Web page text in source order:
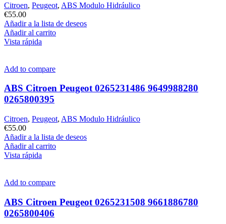
Citroen, Peugeot, ABS Modulo Hidráulico
€55.00
Añadir a la lista de deseos
Añadir al carrito
Vista rápida
Add to compare
ABS Citroen Peugeot 0265231486 9649988280
0265800395
Citroen, Peugeot, ABS Modulo Hidráulico
€55.00
Añadir a la lista de deseos
Añadir al carrito
Vista rápida
Add to compare
ABS Citroen Peugeot 0265231508 9661886780
0265800406